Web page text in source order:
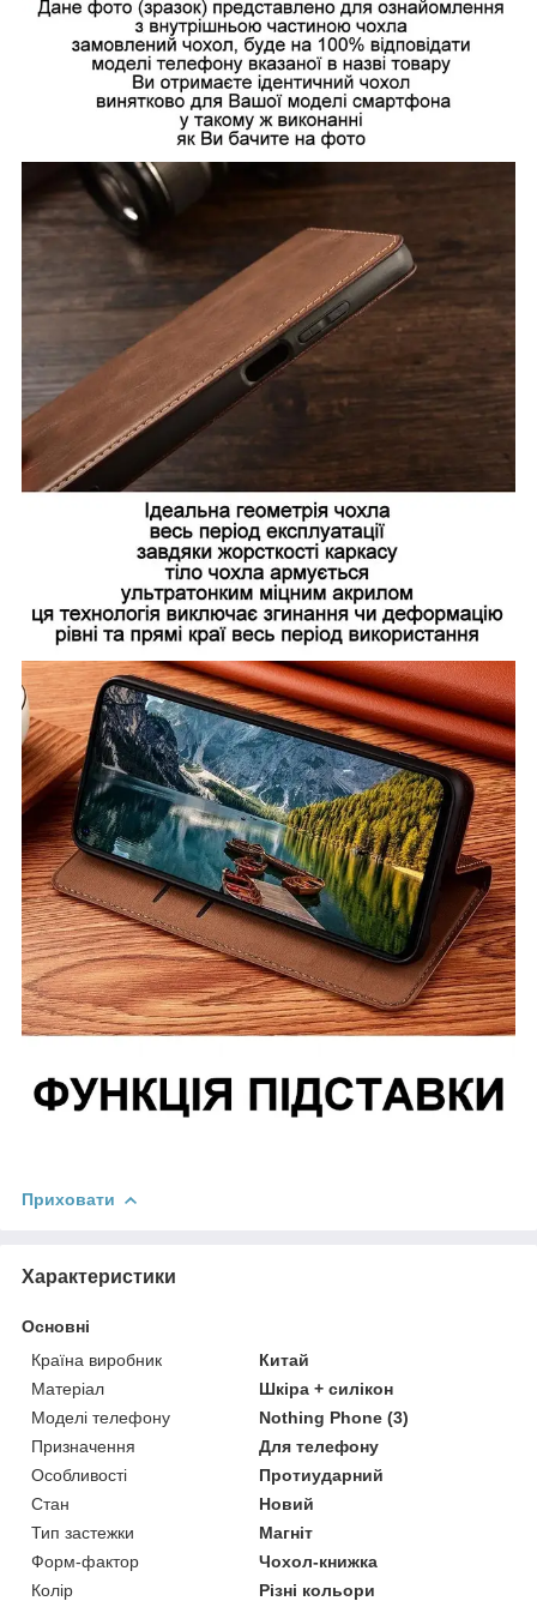
Приховати
Характеристики
Основні
Країна виробник
Китай
Матеріал
Шкіра + силікон
Моделі телефону
Nothing Phone (3)
Призначення
Для телефону
Особливості
Протиударний
Стан
Новий
Тип застежки
Магніт
Форм-фактор
Чохол-книжка
Колір
Різні кольори